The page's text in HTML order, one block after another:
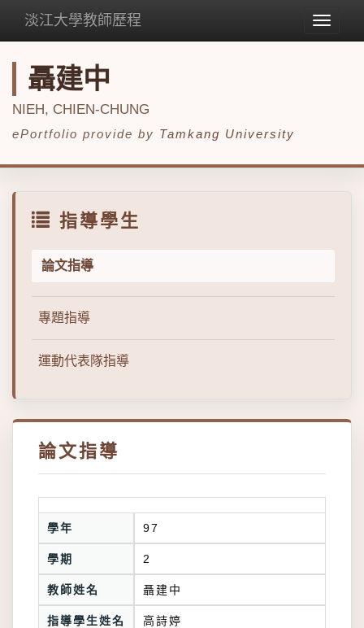
Toggle
淡江大學教師歷程
聶建中
NIEH, CHIEN-CHUNG
ePortfolio provide by Tamkang University
指導學生
論文指導
專題指導
運動代表隊指導
論文指導
學年 97
學期 2
教師姓名 聶建中
指導學生姓名 高詩婷